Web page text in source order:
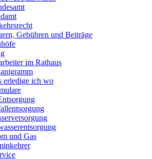
Gebühren und Beiträge
im Rathaus
erledige ich wo
und Gas